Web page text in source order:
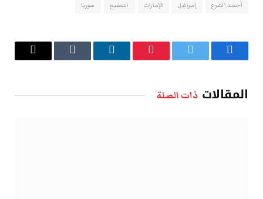
أحمد الشرع إسرائيل الإمارات التطبيع سوريا
فيسبوك تويتر بينتيريستلينكدإن Tumblr
البريد
المقالات ذات الصلة